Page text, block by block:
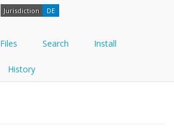
Jurisdiction DE
Files Search Install
History